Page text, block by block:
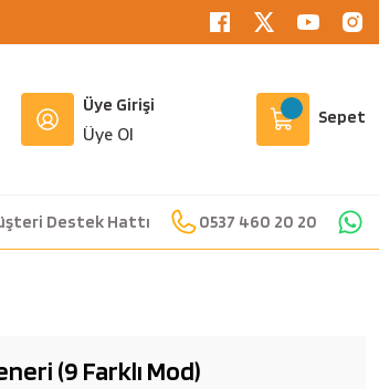
Üye Girişi
Üye Ol
Sepet
Destek Hattı 0537 460 20 20
(9 Farklı Mod)